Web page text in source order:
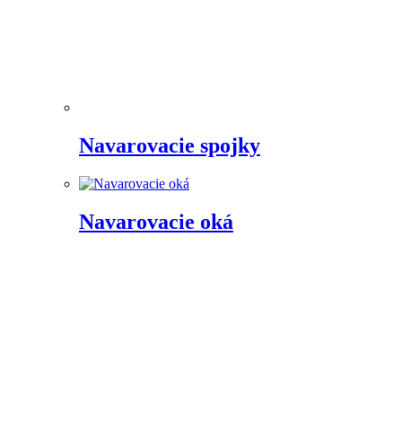
Navarovacie spojky
Navarovacie oká